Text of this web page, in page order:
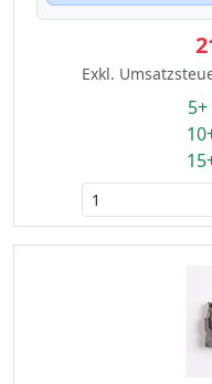
Exkl.